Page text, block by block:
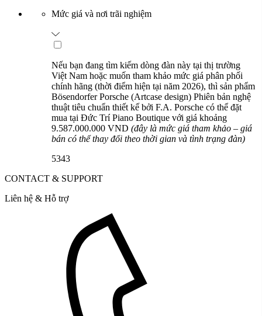
Mức giá và nơi trãi nghiệm
Nếu bạn đang tìm kiếm dòng đàn này tại thị trường
Việt Nam hoặc muốn tham khảo mức giá phân phối
chính hãng (thời điểm hiện tại năm 2026), thì sản phẩm
Bösendorfer Porsche (Artcase design) Phiên bản nghệ
thuật tiêu chuẩn thiết kế bởi F.A. Porsche có thể đặt
mua tại Đức Trí Piano Boutique với giá khoảng
9.587.000.000 VND (đây là mức giá tham khảo – giá
bán có thể thay đổi theo thời gian và tình trạng đàn)
5343
CONTACT & SUPPORT
Liên hệ & Hỗ trợ